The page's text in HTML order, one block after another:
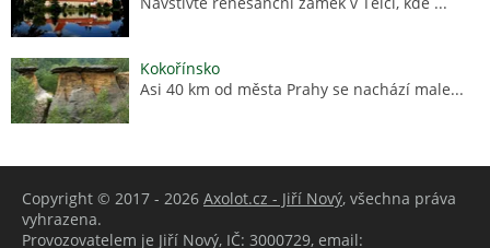
Kokořínsko
Asi 40 km od města Prahy se nachází male...
Copyright © 2017 - 2026 Axolot.cz - Jiří Nový, všechna práva
vyhrazena.
Provozovatelem je Jiří Nový, IČ: 3000729, email: